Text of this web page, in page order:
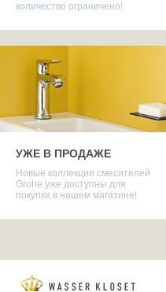
количество ограничено!
УЖЕ В ПРОДАЖЕ
Новые коллекции смесителей
Grohe уже доступны для
покупки в нашем магазине!